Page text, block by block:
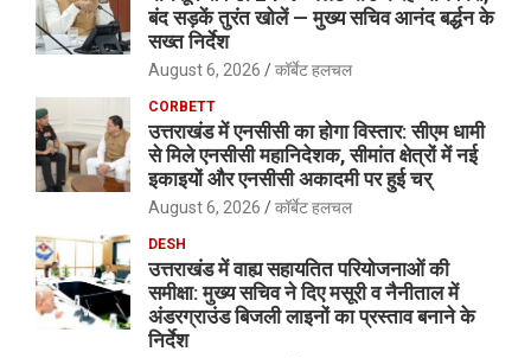
बंद सड़कें तुरंत खोलें — मुख्य सचिव आनंद बर्द्धन के
सख्त निर्देश
August 6, 2026 कॉर्बेट हलचल
CORBETT
उत्तराखंड में एनसीसी का होगा विस्तार: सीएम धामी
से मिले एनसीसी महानिदेशक, सीमांत क्षेत्रों में नई
इकाइयों और एनसीसी अकादमी पर हुई चर्
August 6, 2026 कॉर्बेट हलचल
DESH
उत्तराखंड में वाह्य सहायतित परियोजनाओं की
समीक्षा: मुख्य सचिव ने दिए मसूरी व नैनीताल में
अंडरग्राउंड बिजली लाइनों का प्रस्ताव बनाने के
निर्देश